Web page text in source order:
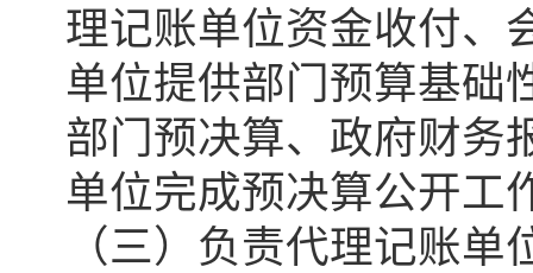
理记账单位资金收付、
单位提供部门预算基础
部门预决算、政府财务
单位完成预决算公开工
（三）负责代理记账